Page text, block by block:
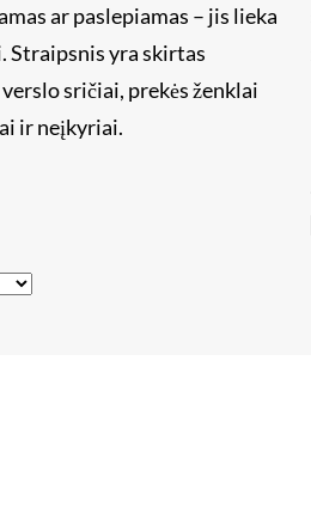
ar paslepiamas – jis lieka
Straipsnis yra skirtas
sričiai, prekės ženklai
ir neįkyriai.